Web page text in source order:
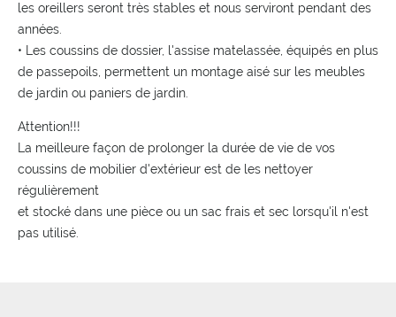
les oreillers seront très stables et nous serviront pendant des
années.
• Les coussins de dossier, l'assise matelassée, équipés en plus
de passepoils, permettent un montage aisé sur les meubles
de jardin ou paniers de jardin.
Attention!!!
La meilleure façon de prolonger la durée de vie de vos
coussins de mobilier d'extérieur est de les nettoyer
régulièrement
et stocké dans une pièce ou un sac frais et sec lorsqu'il n'est
pas utilisé.